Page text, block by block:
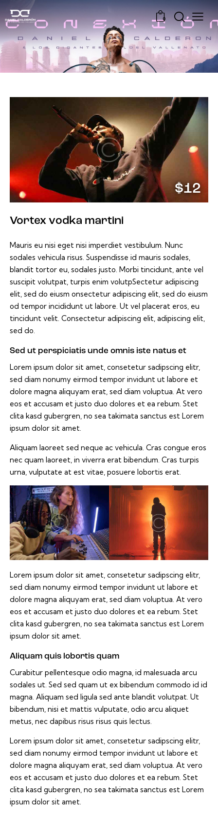
0
$12
Vortex vodka martini
Mauris eu nisi eget nisi imperdiet vestibulum. Nunc
sodales vehicula risus. Suspendisse id mauris sodales,
blandit tortor eu, sodales justo. Morbi tincidunt, ante vel
suscipit volutpat, turpis enim volutpSectetur adipiscing
elit, sed do eiusm onsectetur adipiscing elit, sed do eiusm
od tempor incididunt ut labore. Ut vel placerat eros, eu
tincidunt velit. Consectetur adipiscing elit, adipiscing elit,
sed do.
Sed ut perspiciatis unde omnis iste natus et
Lorem ipsum dolor sit amet, consetetur sadipscing elitr,
sed diam nonumy eirmod tempor invidunt ut labore et
dolore magna aliquyam erat, sed diam voluptua. At vero
eos et accusam et justo duo dolores et ea rebum. Stet
clita kasd gubergren, no sea takimata sanctus est Lorem
ipsum dolor sit amet.
Aliquam laoreet sed neque ac vehicula. Cras congue eros
nec quam laoreet, in viverra erat bibendum. Cras turpis
urna, vulputate at est vitae, posuere lobortis erat.
Lorem ipsum dolor sit amet, consetetur sadipscing elitr,
sed diam nonumy eirmod tempor invidunt ut labore et
dolore magna aliquyam erat, sed diam voluptua. At vero
eos et accusam et justo duo dolores et ea rebum. Stet
clita kasd gubergren, no sea takimata sanctus est Lorem
ipsum dolor sit amet.
Aliquam quis lobortis quam
Curabitur pellentesque odio magna, id malesuada arcu
sodales ut. Sed sed quam ut ex bibendum commodo id id
magna. Aliquam sed ligula sed ante blandit volutpat. Ut
bibendum, nisi et mattis vulputate, odio arcu aliquet
metus, nec dapibus risus risus quis lectus.
Lorem ipsum dolor sit amet, consetetur sadipscing elitr,
sed diam nonumy eirmod tempor invidunt ut labore et
dolore magna aliquyam erat, sed diam voluptua. At vero
eos et accusam et justo duo dolores et ea rebum. Stet
clita kasd gubergren, no sea takimata sanctus est Lorem
ipsum dolor sit amet.